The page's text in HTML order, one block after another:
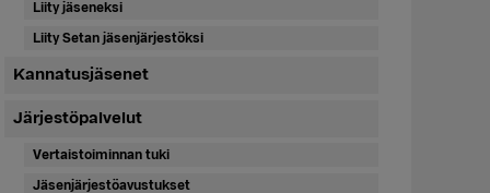
Liity jäseneksi
Liity Setan jäsenjärjestöksi
Kannatusjäsenet
Järjestöpalvelut
Vertaistoiminnan tuki
Jäsenjärjestöavustukset